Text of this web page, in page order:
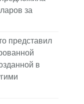
за
представил
в